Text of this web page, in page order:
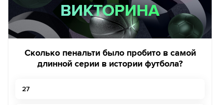
ВИКТОРИНА
ВИКТОРИНА
Сколько пенальти было пробито в самой
длинной серии в истории футбола?
27